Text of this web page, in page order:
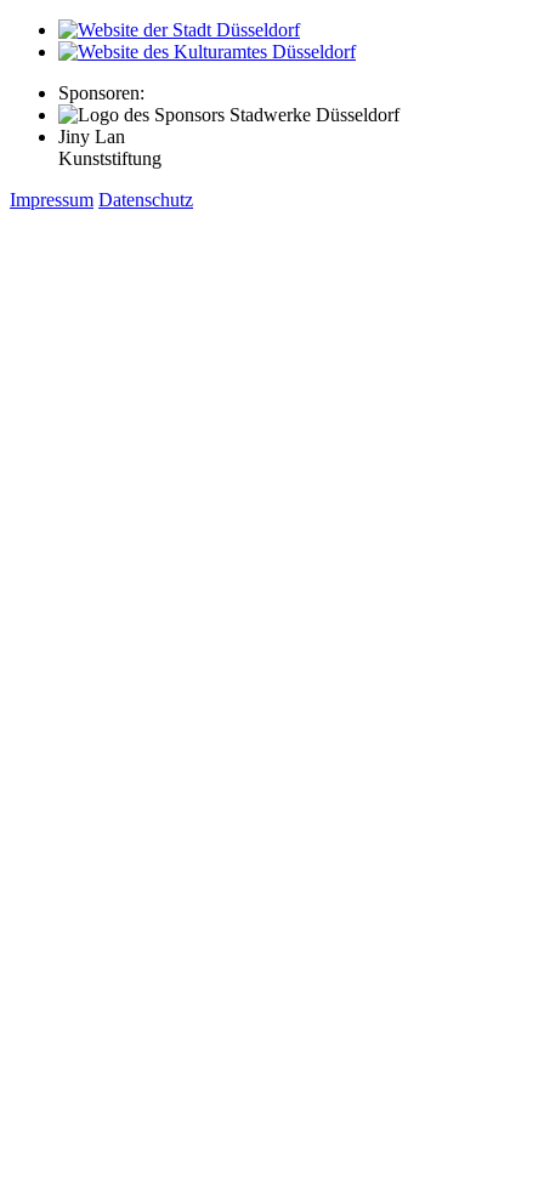
Sponsoren:
Jiny Lan
Kunststiftung
Impressum Datenschutz